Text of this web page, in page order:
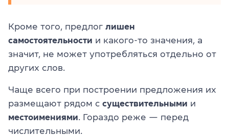
Кроме того, предлог лишен
самостоятельности и какого-то значения, а
значит, не может употребляться отдельно от
других слов.
Чаще всего при построении предложения их
размещают рядом с существительными и
местоимениями . Гораздо реже — перед
числительными.